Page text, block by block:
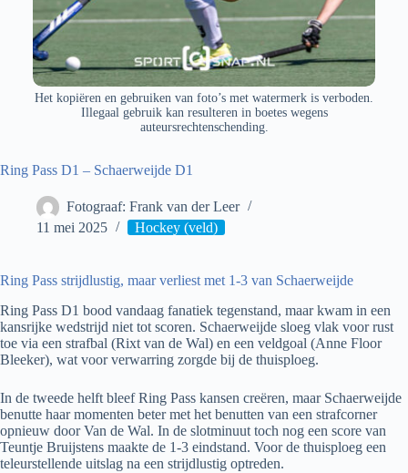
Het kopiëren en gebruiken van foto’s met watermerk is verboden.
Illegaal gebruik kan resulteren in boetes wegens
auteursrechtenschending.
Ring Pass D1 – Schaerweijde D1
Fotograaf: Frank van der Leer
11 mei 2025
Hockey (veld)
Ring Pass strijdlustig, maar verliest met 1-3 van Schaerweijde
Ring Pass D1 bood vandaag fanatiek tegenstand, maar kwam in een
kansrijke wedstrijd niet tot scoren. Schaerweijde sloeg vlak voor rust
toe via een strafbal (Rixt van de Wal) en een veldgoal (Anne Floor
Bleeker), wat voor verwarring zorgde bij de thuisploeg.
In de tweede helft bleef Ring Pass kansen creëren, maar Schaerweijde
benutte haar momenten beter met het benutten van een strafcorner
opnieuw door Van de Wal. In de slotminuut toch nog een score van
Teuntje Bruijstens maakte de 1-3 eindstand. Voor de thuisploeg een
teleurstellende uitslag na een strijdlustig optreden.